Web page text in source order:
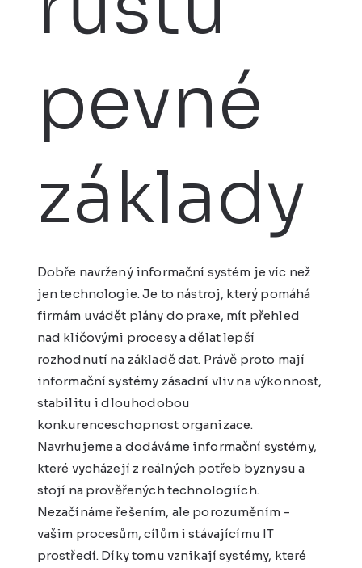
pevné
základy
Dobře navržený informační systém je víc než
jen technologie. Je to nástroj, který pomáhá
firmám uvádět plány do praxe, mít přehled
nad klíčovými procesy a dělat lepší
rozhodnutí na základě dat. Právě proto mají
informační systémy zásadní vliv na výkonnost,
stabilitu i dlouhodobou
konkurenceschopnost organizace.
Navrhujeme a dodáváme informační systémy,
které vycházejí z reálných potřeb byznysu a
stojí na prověřených technologiích.
Nezačínáme řešením, ale porozuměním –
vašim procesům, cílům i stávajícímu IT
prostředí. Díky tomu vznikají systémy, které